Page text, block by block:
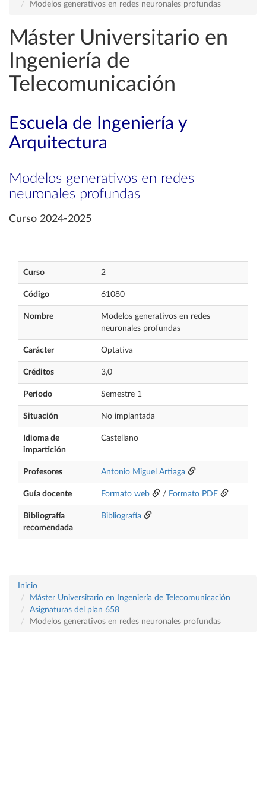
Modelos generativos en redes neuronales profundas
Máster Universitario en
Ingeniería de
Telecomunicación
Escuela de Ingeniería y
Arquitectura
Modelos generativos en redes
neuronales profundas
Curso 2024-2025
Curso 2
Código 61080
Nombre
Modelos generativos en redes
neuronales profundas
Carácter Optativa
Créditos 3,0
Periodo Semestre 1
Situación No implantada
Idioma de
impartición
Castellano
Profesores Antonio Miguel Artiaga
Guía docente Formato web / Formato PDF
Bibliografía
recomendada
Bibliografía
Inicio
Máster Universitario en Ingeniería de Telecomunicación
Asignaturas del plan 658
Modelos generativos en redes neuronales profundas